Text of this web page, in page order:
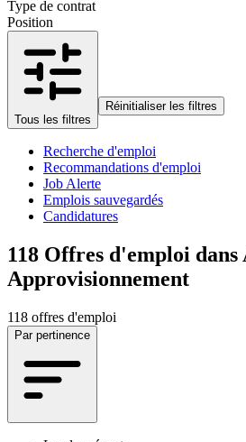
Type de contrat
Position
Tous les filtres
Réinitialiser les filtres
Recherche d'emploi
Recommandations d'emploi
Job Alerte
Emplois sauvegardés
Candidatures
118 Offres d'emploi dans
Approvisionnement
118 offres d'emploi
Par pertinence